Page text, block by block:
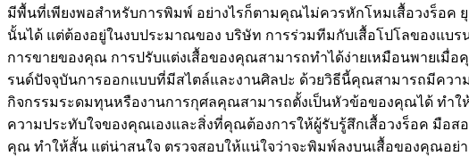
มีพื้นที่เพียงพอสำหรับการพิมพ์ อย่างไรก็ตามคุณไม่ควรหักโหมเสื้อวงร็อค
นั้นได้ แต่ต้องอยู่ในงบประมาณของ บริษัท การร่วมทีมกับเสื้อโปโลของแ
การขายของคุณ การปรับแต่งเสื้อของคุณสามารถทำได้ง่ายเหมือนพายเ
รนด์ปัจจุบันการออกแบบที่มีสไตล์และงานศิลปะ ด้วยวิธีนี้คุณสามารถมีคว
กิจกรรมระดมทุนหรืองานการกุศลคุณสามารถตั้งเป็นหัวข้อของคุณได้ ทำใ
ความประทับใจของคุณเองและสิ่งที่คุณต้องการให้ผู้รับรู้สึกเสื้อวงร็อค มือ
คุณ ทำให้สั้น แต่น่าสนใจ ตรวจสอบให้แน่ใจว่าจะพิมพ์ลงบนเสื้อของคุณอย่